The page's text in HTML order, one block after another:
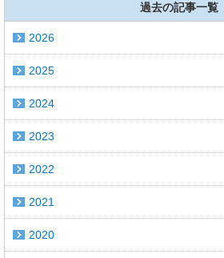
過去の記事一覧
2026
2025
2024
2023
2022
2021
2020